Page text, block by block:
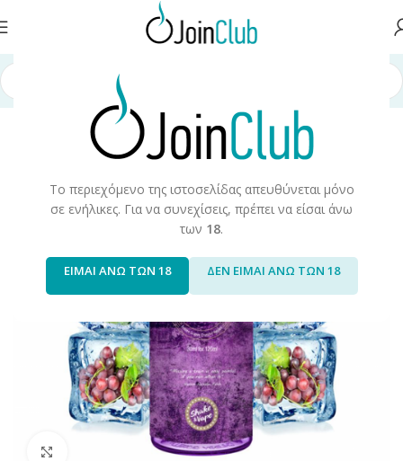
Το περιεχόμενο της ιστοσελίδας απευθύνεται μόνο
σε ενήλικες. Για να συνεχίσεις, πρέπει να είσαι άνω
των 18.
ΕΙΜΑΙ ΑΝΩ ΤΩΝ 18 ΔΕΝ ΕΙΜΑΙ ΑΝΩ ΤΩΝ 18
Υγρά Αναπλήρωσης